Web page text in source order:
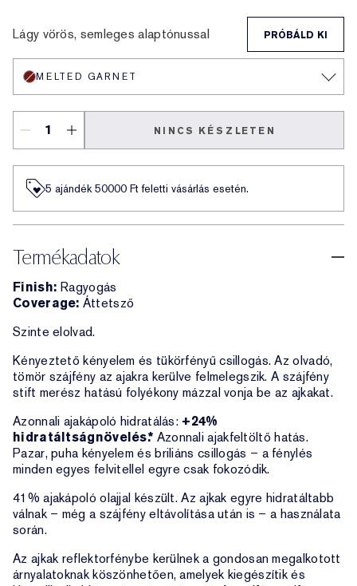
Lágy vörös, semleges alaptónussal
PRÓBÁLD KI
MELTED GARNET
NINCS KÉSZLETEN
5 ajándék 50000​ Ft feletti vásárlás esetén.
Termékadatok
Finish: Ragyogás
Coverage: Áttetsző
Szinte elolvad.
Kényeztető kényelem és tükörfényű csillogás. Az olvadó,
tömör szájfény az ajakra kerülve felmelegszik. A szájfény
stift merész hatású folyékony mázzal vonja be az ajkakat.
Azonnali ajakápoló hidratálás: +24%
hidratáltságnövelés.* Azonnali ajakfeltöltő hatás.
Pazar, puha kényelem és briliáns csillogás – a fénylés
minden egyes felvitellel egyre csak fokozódik.
41% ajakápoló olajjal készült. Az ajkak egyre hidratáltabb
válnak – még a szájfény eltávolítása után is – a használata
során.
Az ajkak reflektorfénybe kerülnek a gondosan megalkotott
árnyalatoknak köszönhetően, amelyek kiegészítik és